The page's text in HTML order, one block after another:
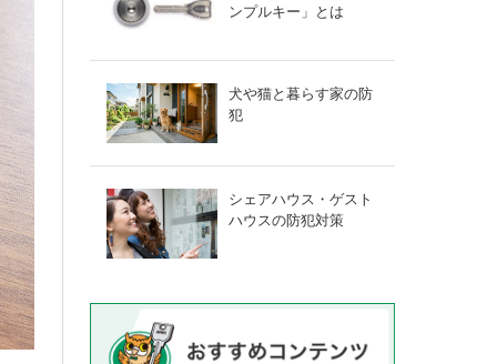
ンプルキー」とは
犬や猫と暮らす家の防
犯
シェアハウス・ゲスト
ハウスの防犯対策